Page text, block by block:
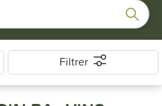
Filtrer